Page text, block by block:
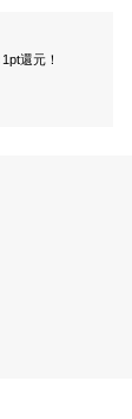
還元！